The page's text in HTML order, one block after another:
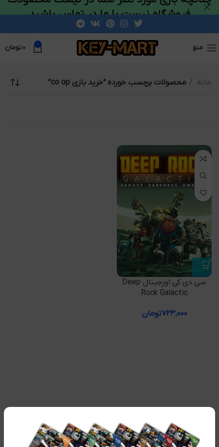
منو 0 ۰تومان
خانه محصولات برچسب خورده “خرید بازی co op”
سی دی کی اورجینال Deep
Rock Galactic
۷۲۳,۰۰۰تومان
فروشگاه نیست با ما در تماس باشید